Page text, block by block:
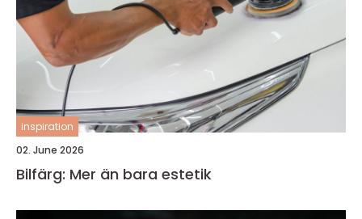
inspiration
02. June 2026
Bilfärg: Mer än bara estetik